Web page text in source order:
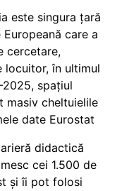
este singura țară
care a
cercetare,
locuitor, în ultimul
2025, spațiul
masiv cheltuielile
date Eurostat
didactică
cei 1.500 de
și îi pot folosi